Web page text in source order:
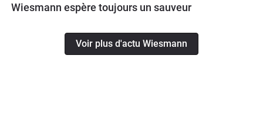
Wiesmann espère toujours un sauveur
Voir plus d'actu Wiesmann